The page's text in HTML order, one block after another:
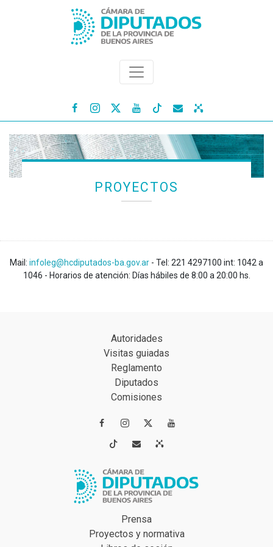
   
PROYECTOS
Mail: infoleg@hcdiputados-ba.gov.ar - Tel: 221 4297100 int: 1042 a
1046 - Horarios de atención: Días hábiles de 8:00 a 20:00 hs.
Autoridades
Visitas guiadas
Reglamento
Diputados
Comisiones
 
 
Prensa
Proyectos y normativa